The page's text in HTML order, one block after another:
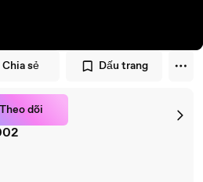
Chia sẻ Dấu trang
Theo dõi